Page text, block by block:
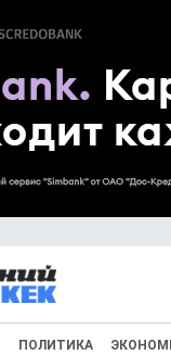
ПОЛИТИКА